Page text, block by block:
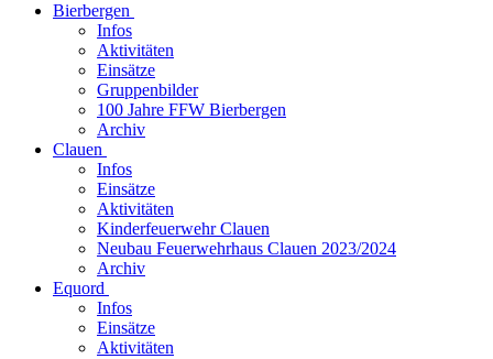
Bierbergen
Infos
Aktivitäten
Einsätze
Gruppenbilder
100 Jahre FFW Bierbergen
Archiv
Clauen
Infos
Einsätze
Aktivitäten
Kinderfeuerwehr Clauen
Neubau Feuerwehrhaus Clauen 2023/2024
Archiv
Equord
Infos
Einsätze
Aktivitäten